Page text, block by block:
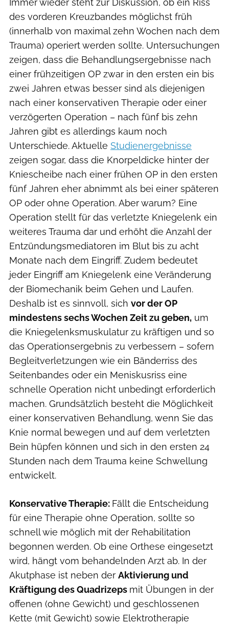
Immer wieder steht zur Diskussion, ob ein Riss
des vorderen Kreuzbandes möglichst früh
(innerhalb von maximal zehn Wochen nach dem
Trauma) operiert werden sollte. Untersuchungen
zeigen, dass die Behandlungsergebnisse nach
einer frühzeitigen OP zwar in den ersten ein bis
zwei Jahren etwas besser sind als diejenigen
nach einer konservativen Therapie oder einer
verzögerten Operation – nach fünf bis zehn
Jahren gibt es allerdings kaum noch
Unterschiede. Aktuelle Studienergebnisse
zeigen sogar, dass die Knorpeldicke hinter der
Kniescheibe nach einer frühen OP in den ersten
fünf Jahren eher abnimmt als bei einer späteren
OP oder ohne Operation. Aber warum? Eine
Operation stellt für das verletzte Kniegelenk ein
weiteres Trauma dar und erhöht die Anzahl der
Entzündungsmediatoren im Blut bis zu acht
Monate nach dem Eingriff. Zudem bedeutet
jeder Eingriff am Kniegelenk eine Veränderung
der Biomechanik beim Gehen und Laufen.
Deshalb ist es sinnvoll, sich vor der OP
mindestens sechs Wochen Zeit zu geben, um
die Kniegelenksmuskulatur zu kräftigen und so
das Operationsergebnis zu verbessern – sofern
Begleitverletzungen wie ein Bänderriss des
Seitenbandes oder ein Meniskusriss eine
schnelle Operation nicht unbedingt erforderlich
machen. Grundsätzlich besteht die Möglichkeit
einer konservativen Behandlung, wenn Sie das
Knie normal bewegen und auf dem verletzten
Bein hüpfen können und sich in den ersten 24
Stunden nach dem Trauma keine Schwellung
entwickelt.
Konservative Therapie: Fällt die Entscheidung
für eine Therapie ohne Operation, sollte so
schnell wie möglich mit der Rehabilitation
begonnen werden. Ob eine Orthese eingesetzt
wird, hängt vom behandelnden Arzt ab. In der
Akutphase ist neben der Aktivierung und
Kräftigung des Quadrizeps mit Übungen in der
offenen (ohne Gewicht) und geschlossenen
Kette (mit Gewicht) sowie Elektrotherapie